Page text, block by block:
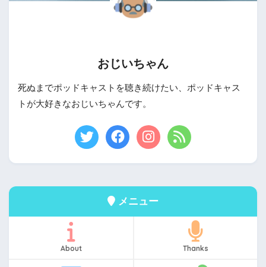
おじいちゃん
死ぬまでポッドキャストを聴き続けたい、ポッドキャス
トが大好きなおじいちゃんです。
メニュー
About Thanks